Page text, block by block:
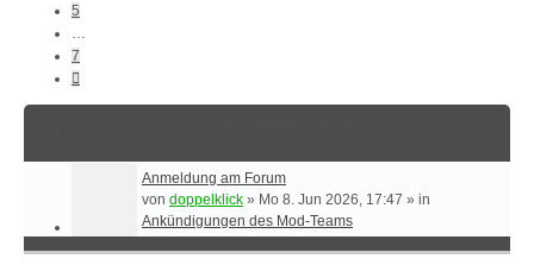
5
7
Anmeldung am Forum
von doppelklick » Mo 8. Jun 2026, 17:47 » in
Ankündigungen des Mod-Teams